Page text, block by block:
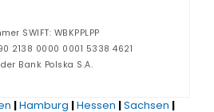
SWIFT: WBKPPLPP
2138 0000 0001 5338 4621
Bank Polska S.A.
|Hamburg |Hessen |Sachsen |